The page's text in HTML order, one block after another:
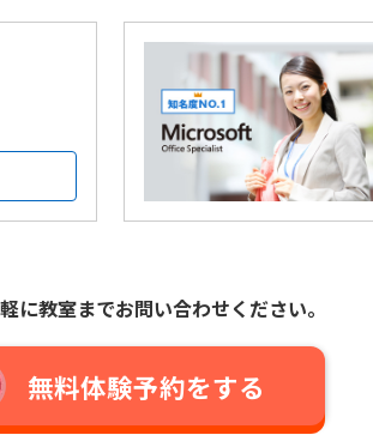
に教室までお問い合わせください。
無料体験予約をする